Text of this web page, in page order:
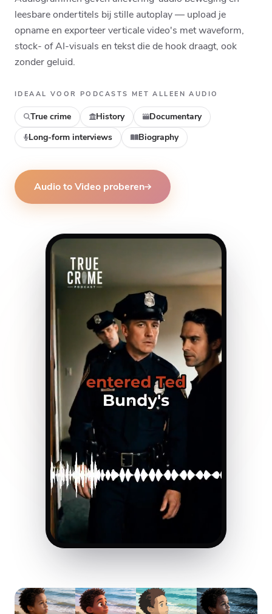
Top Middle Bottom
leesbare ondertitels bij stille autoplay — upload je
opname en exporteer verticale video's met waveform,
stock- of AI-visuals en tekst die de hook draagt, ook
zonder geluid.
IDEAAL VOOR PODCASTS MET ALLEEN AUDIO
True crime History
Documentary
Long-form interviews
Biography
Audio to Video proberen